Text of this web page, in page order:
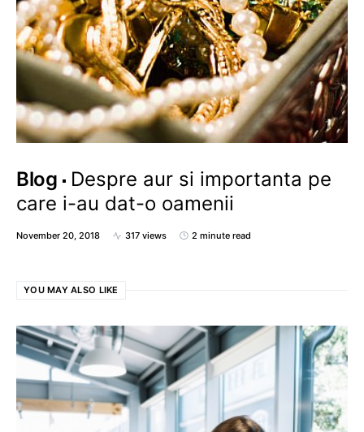
Blog
Despre aur si importanta pe
care i-au dat-o oamenii
November 20, 2018 317 views 2 minute read
YOU MAY ALSO LIKE